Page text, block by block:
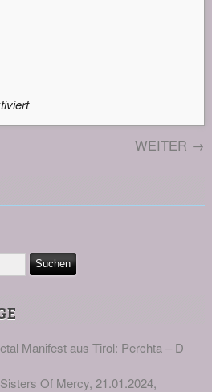
WEITER →
Manifest aus Tirol: Perchta – D
Of Mercy, 21.01.2024,